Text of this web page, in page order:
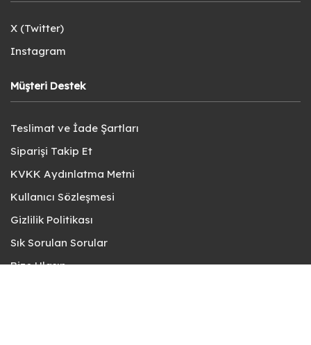
X (Twitter)
Instagram
Müşteri Destek
Teslimat ve İade Şartları
Siparişi Takip Et
KVKK Aydınlatma Metni
Kullanıcı Sözleşmesi
Gizlilik Politikası
Sık Sorulan Sorular
Bize Ulaşın